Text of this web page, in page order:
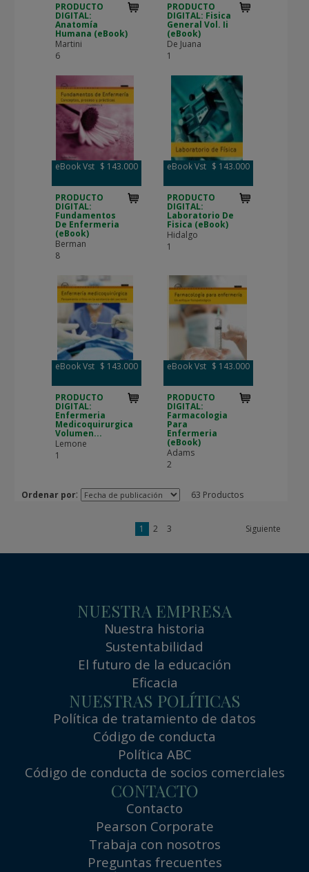
PRODUCTO
DIGITAL:
Anatomía
Humana (eBook)
Martini
6
PRODUCTO
DIGITAL: Fisica
General Vol. Ii
(eBook)
De Juana
1
eBook Vst $ 143.000
PRODUCTO
DIGITAL:
Fundamentos
De Enfermeria
(eBook)
Berman
8
eBook Vst $ 143.000
PRODUCTO
DIGITAL:
Laboratorio De
Fisica (eBook)
Hidalgo
1
eBook Vst $ 143.000
PRODUCTO
DIGITAL:
Enfermeria
Medicoquirurgica
Volumen...
Lemone
1
eBook Vst $ 143.000
PRODUCTO
DIGITAL:
Farmacologia
Para
Enfermeria
(eBook)
Adams
2
Ordenar por: 63 Productos
1 2 3 Siguiente
NUESTRA EMPRESA
Nuestra historia
Sustentabilidad
El futuro de la educación
Eficacia
NUESTRAS POLÍTICAS
Política de tratamiento de datos
Código de conducta
Política ABC
Código de conducta de socios comerciales
CONTACTO
Contacto
Pearson Corporate
Trabaja con nosotros
Preguntas frecuentes